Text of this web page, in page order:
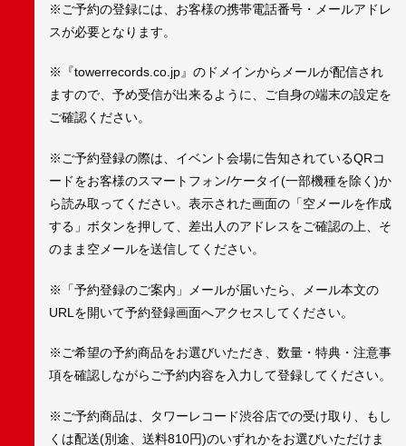
※ご予約の登録には、お客様の携帯電話番号・メールアドレ
スが必要となります。
※『towerrecords.co.jp』のドメインからメールが配信され
ますので、予め受信が出来るように、ご自身の端末の設定を
ご確認ください。
※ご予約登録の際は、イベント会場に告知されているQRコ
ードをお客様のスマートフォン/ケータイ(一部機種を除く)か
ら読み取ってください。表示された画面の「空メールを作成
する」ボタンを押して、差出人のアドレスをご確認の上、そ
のまま空メールを送信してください。
※「予約登録のご案内」メールが届いたら、メール本文の
URLを開いて予約登録画面へアクセスしてください。
※ご希望の予約商品をお選びいただき、数量・特典・注意事
項を確認しながらご予約内容を入力して登録してください。
※ご予約商品は、タワーレコード渋谷店での受け取り、もし
くは配送(別途、送料810円)のいずれかをお選びいただけま